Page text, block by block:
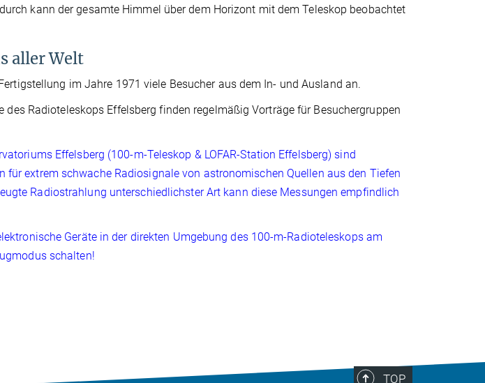
kann der gesamte Himmel über dem Horizont mit dem Teleskop beobachtet
aller Welt
im Jahre 1971 viele Besucher aus dem In- und Ausland an.
Radioteleskops Effelsberg finden regelmäßig Vorträge für Besuchergruppen
Effelsberg (100-m-Teleskop & LOFAR-Station Effelsberg) sind
für extrem schwache Radiosignale von astronomischen Quellen aus den Tiefen
Radiostrahlung unterschiedlichster Art kann diese Messungen empfindlich
Geräte in der direkten Umgebung des 100-m-Radioteleskops am
schalten!
TOP